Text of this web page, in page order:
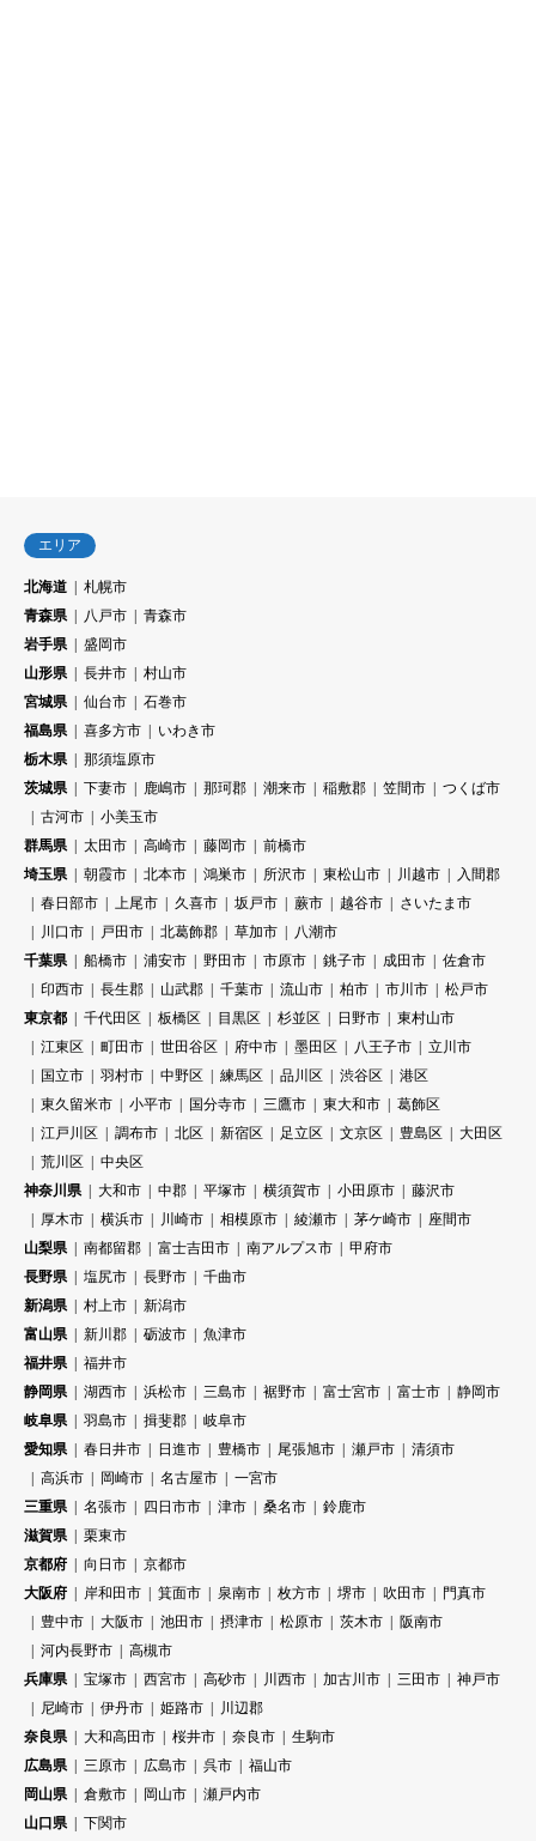
エリア
北海道
札幌市
青森県
八戸市
青森市
岩手県
盛岡市
山形県
長井市
村山市
宮城県
仙台市
石巻市
福島県
喜多方市
いわき市
栃木県
那須塩原市
茨城県
下妻市 鹿嶋市 那珂郡 潮来市 稲敷郡 笠間市
つくば市
古河市
小美玉市
群馬県
太田市 高崎市 藤岡市
前橋市
埼玉県
朝霞市 北本市 鴻巣市 所沢市 東松山市 川越市
入間郡
春日部市
上尾市 久喜市 坂戸市 蕨市 越谷市
さいたま市
川口市
戸田市 北葛飾郡 草加市
八潮市
千葉県
船橋市 浦安市 野田市 市原市 銚子市 成田市
佐倉市
印西市
長生郡 山武郡 千葉市 流山市 柏市 市川市
松戸市
東京都
千代田区 板橋区 目黒区 杉並区 日野市
東村山市
江東区
町田市 世田谷区 府中市 墨田区 八王子市
立川市
国立市
羽村市 中野区 練馬区 品川区 渋谷区
港区
東久留米市
小平市 国分寺市 三鷹市 東大和市
葛飾区
江戸川区
調布市 北区 新宿区 足立区 文京区 豊島区
大田区
荒川区
中央区
神奈川県
大和市 中郡 平塚市 横須賀市 小田原市
藤沢市
厚木市
横浜市 川崎市 相模原市 綾瀬市 茅ケ崎市
座間市
山梨県
南都留郡 富士吉田市 南アルプス市
甲府市
長野県
塩尻市 長野市
千曲市
新潟県
村上市
新潟市
富山県
新川郡 砺波市
魚津市
福井県
福井市
静岡県
湖西市 浜松市 三島市 裾野市 富士宮市 富士市
静岡市
岐阜県
羽島市 揖斐郡
岐阜市
愛知県
春日井市 日進市 豊橋市 尾張旭市 瀬戸市
清須市
高浜市
岡崎市 名古屋市
一宮市
三重県
名張市 四日市市 津市 桑名市
鈴鹿市
滋賀県
栗東市
京都府
向日市
京都市
大阪府
岸和田市 箕面市 泉南市 枚方市 堺市 吹田市
門真市
豊中市
大阪市 池田市 摂津市 松原市 茨木市
阪南市
河内長野市
高槻市
兵庫県
宝塚市 西宮市 高砂市 川西市 加古川市 三田市
神戸市
尼崎市
伊丹市 姫路市
川辺郡
奈良県
大和高田市 桜井市 奈良市
生駒市
広島県
三原市 広島市 呉市
福山市
岡山県
倉敷市 岡山市
瀬戸内市
山口県
下関市